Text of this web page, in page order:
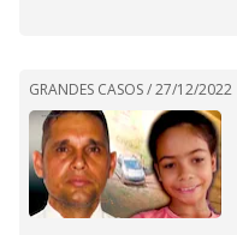
GRANDES CASOS /27/12/2022